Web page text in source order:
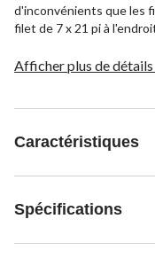
d'inconvénients que les
filet de 7 x 21 pi à
soit libre.
Afficher plus de détails
Caractéristiques
Spécifications